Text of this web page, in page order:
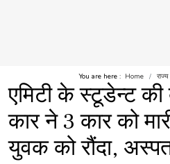
You are here : Home राज्य
एमिटी के स्टूडेन्ट की
कार ने 3 कार को
युवक को रौंदा,